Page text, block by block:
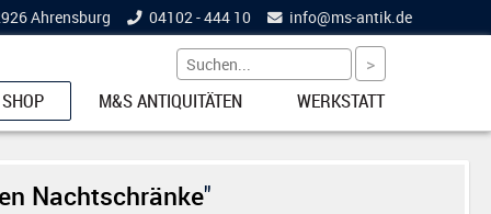
Ahrensburg 04102 - 444 10 info@ms-antik.de
M&S ANTIQUITÄTEN WERKSTATT
Nachtschränke"